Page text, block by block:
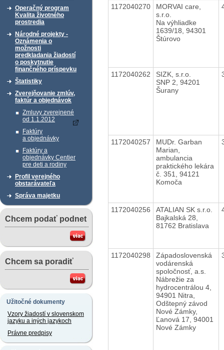
Operačný program
Kvalita životného
prostredia
Národné projekty -
Oznámenia o
možnosti
predkladania žiadostí
o poskytnutie
finančného príspevku
Štatistiky
Zverejňovanie zmlúv,
faktúr a objednávok
Zmluvy zverejnené
od 1.1.2012
Faktúry
a objednávky
Faktúry a
objednávky Centier
pre deti a rodiny
Profil verejného
obstarávateľa
Správa majetku
Chcem podať podnet
Chcem sa poradiť
Užitočné dokumenty
Vzory žiadostí v slovenskom
jazyku a iných jazykoch
Právne predpisy
1172040270
MORVAI care,
s.r.o.
Na výhliadke
1639/18, 94301
Štúrovo
1172040262
SIZK, s.r.o.
SNP 2, 94201
Šurany
1172040257
MUDr. Garban
Marian,
ambulancia
praktického lekára
č. 351, 94121
Komoča
1172040256
ATALIAN SK s.r.o.
Bajkalská 28,
81762 Bratislava
1172040298
Západoslovenská
vodárenská
spoločnosť, a.s.
Nábrežie za
hydrocentrálou 4,
94901 Nitra,
Odštepný závod
Nové Zámky,
Ľanová 17, 94001
Nové Zámky